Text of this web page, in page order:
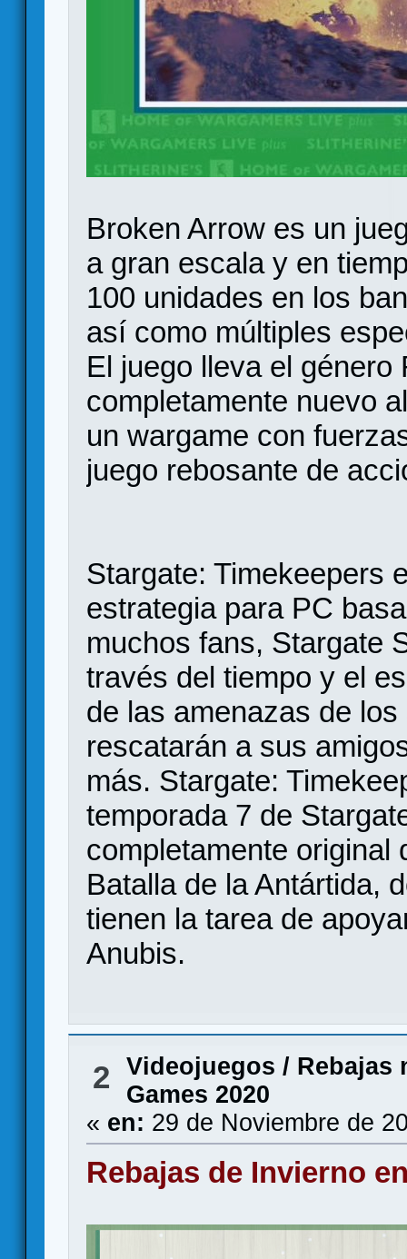
Broken Arrow es un
a gran escala y en
100 unidades en los
así como múltiples
El juego lleva el género
completamente nuevo
un wargame con
juego rebosante de
Stargate: Timekeepers
estrategia para PC
muchos fans, Stargate
través del tiempo y el
de las amenazas de
rescatarán a sus
más. Stargate:
temporada 7 de
completamente original
Batalla de la Antártida,
tienen la tarea de
Anubis.
2 Videojuegos / Rebajas
Games 2020
« en: 29 de Noviembre de
Rebajas de Invierno